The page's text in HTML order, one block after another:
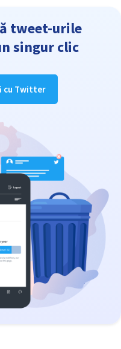
tweet-urile
singur clic
cu Twitter